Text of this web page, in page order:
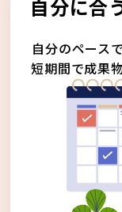
自分に合
自分のペース
短期間で成果